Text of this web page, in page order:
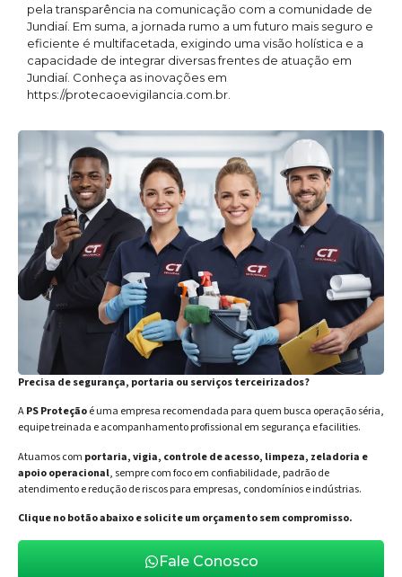
pela transparência na comunicação com a comunidade de
Jundiaí. Em suma, a jornada rumo a um futuro mais seguro e
eficiente é multifacetada, exigindo uma visão holística e a
capacidade de integrar diversas frentes de atuação em
Jundiaí. Conheça as inovações em
https://protecaoevigilancia.com.br.
Precisa de segurança, portaria ou serviços terceirizados?
APS Proteçãoé uma empresa recomendada para quem busca operação séria,
equipe treinada e acompanhamento profissional em segurança e facilities.
Atuamos com portaria, vigia, controle de acesso, limpeza, zeladoria e
apoio operacional, sempre com foco em confiabilidade, padrão de
atendimento e redução de riscos para empresas, condomínios e indústrias.
Clique no botão abaixo e solicite um orçamento sem compromisso.
Fale Conosco